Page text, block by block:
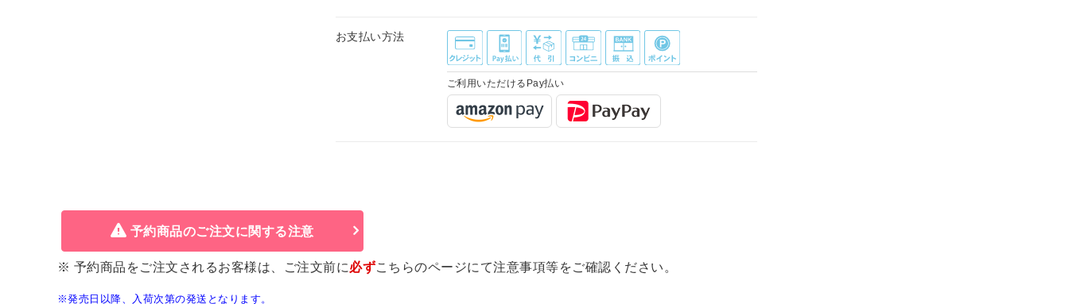
お支払い方法
ご利用いただけるPay払い
予約商品のご注文に関する注意
※ 予約商品をご注文されるお客様は、ご注文前に必ずこちらのページにて注意事項等をご確認ください。
※発売日以降、入荷次第の発送となります。